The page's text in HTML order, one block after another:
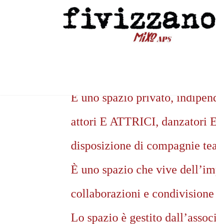
Fivizzano_27 è uno spazio
È uno spazio privato,
attori E ATTRICI, danzatori
disposizione di compagnie
È uno spazio che vive
collaborazioni e
Lo spazio è gestito